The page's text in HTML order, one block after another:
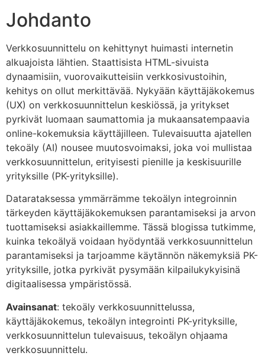
Johdanto
Verkkosuunnittelu on kehittynyt huimasti internetin
alkuajoista lähtien. Staattisista HTML-sivuista
dynaamisiin, vuorovaikutteisiin verkkosivustoihin,
kehitys on ollut merkittävää. Nykyään käyttäjäkokemus
(UX) on verkkosuunnittelun keskiössä, ja yritykset
pyrkivät luomaan saumattomia ja mukaansatempaavia
online-kokemuksia käyttäjilleen. Tulevaisuutta ajatellen
tekoäly (AI) nousee muutosvoimaksi, joka voi mullistaa
verkkosuunnittelun, erityisesti pienille ja keskisuurille
yrityksille (PK-yrityksille).
Datarataksessa ymmärrämme tekoälyn integroinnin
tärkeyden käyttäjäkokemuksen parantamiseksi ja arvon
tuottamiseksi asiakkaillemme. Tässä blogissa tutkimme,
kuinka tekoälyä voidaan hyödyntää verkkosuunnittelun
parantamiseksi ja tarjoamme käytännön näkemyksiä PK-
yrityksille, jotka pyrkivät pysymään kilpailukykyisinä
digitaalisessa ympäristössä.
Avainsanat: tekoäly verkkosuunnittelussa,
käyttäjäkokemus, tekoälyn integrointi PK-yrityksille,
verkkosuunnittelun tulevaisuus, tekoälyn ohjaama
verkkosuunnittelu.